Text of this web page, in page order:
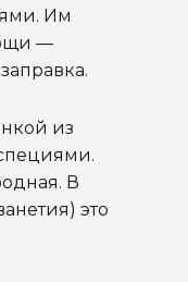
Им
—
из
В
это